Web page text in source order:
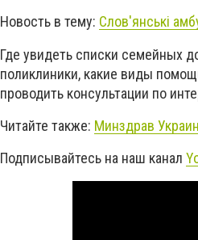
Новость в тему: Слов'янські
Где увидеть списки семейных
поликлиники, какие виды
проводить консультации по
Читайте также: Минздрав
Подписывайтесь на наш канал